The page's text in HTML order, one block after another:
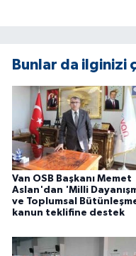
Bunlar da ilginizi
Van OSB Başkanı Memet
Aslan'dan 'Milli
ve Toplumsal
kanun teklifine destek
TEKNOLOJİ
Turizm
ÜLKE GÜNDEMİ
YAŞAM
YEREL
Yerel Haberler